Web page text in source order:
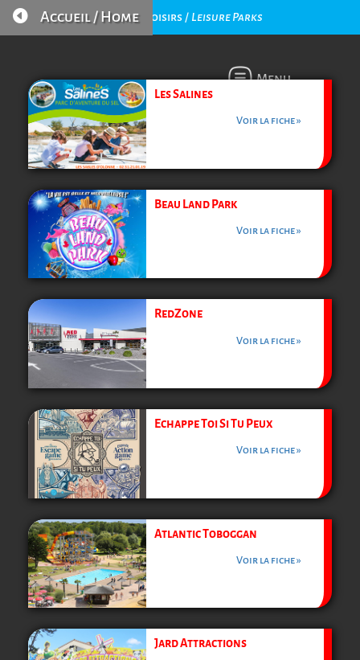
Parcs de Loisirs / Leisure Parks
 Accueil / Home
Menu
Les Salines
Voir la fiche »
Beau Land Park
Voir la fiche »
RedZone
Voir la fiche »
Echappe Toi Si Tu Peux
Voir la fiche »
Atlantic Toboggan
Voir la fiche »
Jard Attractions